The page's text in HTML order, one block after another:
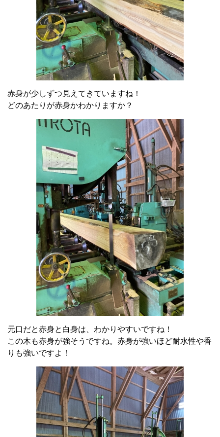
赤身が少しずつ見えてきていますね！
どのあたりが赤身かわかりますか？
元口だと赤身と白身は、わかりやすいですね！
この木も赤身が強そうですね。赤身が強いほど耐水性や香
りも強いですよ！